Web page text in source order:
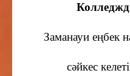
Заманауи еңбек
сәйкес